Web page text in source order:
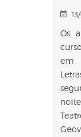
Os
em